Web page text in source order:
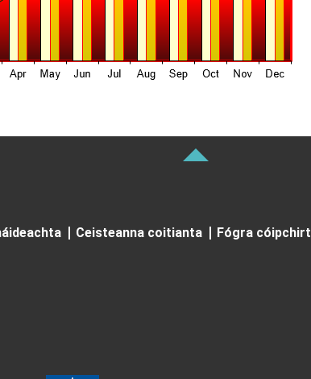
Ceisteanna coitianta
Fógra cóipchirt